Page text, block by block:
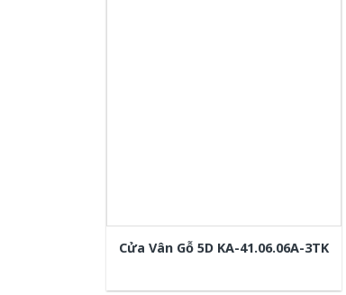
Cửa Vân Gỗ 5D KA-41.06.06A-3TK